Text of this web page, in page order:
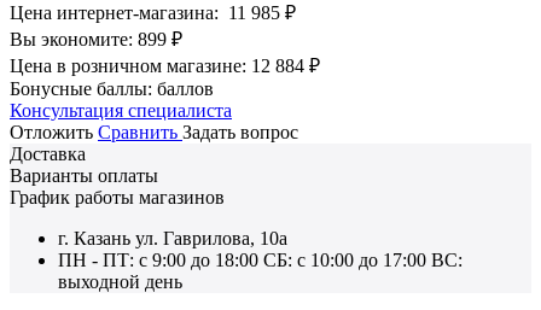
Цена интернет-магазина: 11 985 ₽
Вы экономите: 899 ₽
Цена в розничном магазине: 12 884 ₽
Бонусные баллы: баллов
Консультация специалиста
Отложить Сравнить Задать вопрос
Доставка
Варианты оплаты
График работы магазинов
г. Казань ул. Гаврилова, 10а
ПН - ПТ: с 9:00 до 18:00 СБ: с 10:00 до 17:00 ВС:
выходной день